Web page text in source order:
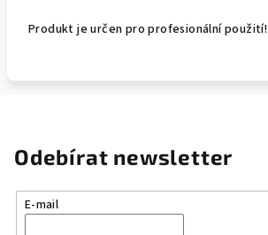
Produkt je určen pro profesionální použití!
Odebírat newsletter
E-mail